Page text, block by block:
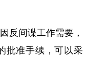
反间谍工作需要，
批准手续，可以采